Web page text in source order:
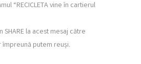
“RECICLETA vine în cartierul
SHARE la acest mesaj către
putem reuși.